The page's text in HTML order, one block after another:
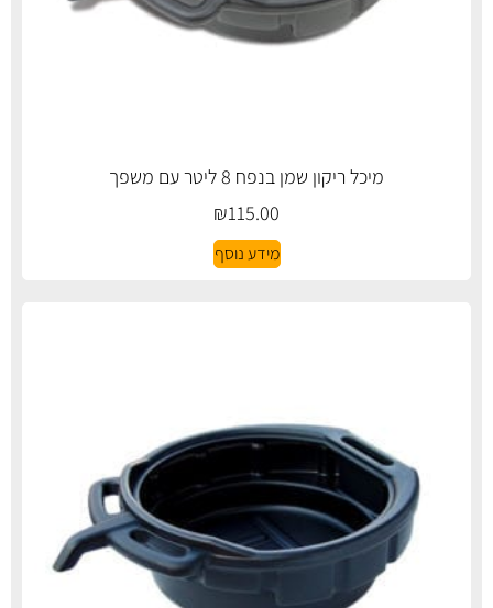
מיכל ריקון שמן בנפח 8 ליטר עם משפך
₪115.00
מידע נוסף